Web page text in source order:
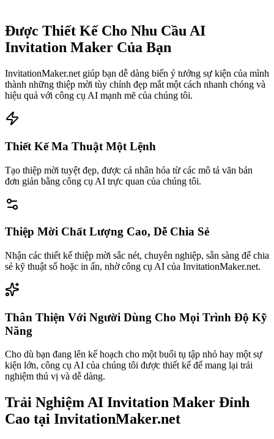
Được Thiết Kế Cho Nhu Cầu AI
Invitation Maker Của Bạn
InvitationMaker.net giúp bạn dễ dàng biến ý tưởng sự kiện của mình
thành những thiệp mời tùy chỉnh đẹp mắt một cách nhanh chóng và
hiệu quả với công cụ AI mạnh mẽ của chúng tôi.
Thiết Kế Ma Thuật Một Lệnh
Tạo thiệp mời tuyệt đẹp, được cá nhân hóa từ các mô tả văn bản
đơn giản bằng công cụ AI trực quan của chúng tôi.
Thiệp Mời Chất Lượng Cao, Dễ Chia Sẻ
Nhận các thiết kế thiệp mời sắc nét, chuyên nghiệp, sẵn sàng để chia
sẻ kỹ thuật số hoặc in ấn, nhờ công cụ AI của InvitationMaker.net.
Thân Thiện Với Người Dùng Cho Mọi Trình Độ Kỹ
Năng
Cho dù bạn đang lên kế hoạch cho một buổi tụ tập nhỏ hay một sự
kiện lớn, công cụ AI của chúng tôi được thiết kế để mang lại trải
nghiệm thú vị và dễ dàng.
Trải Nghiệm AI Invitation Maker Đỉnh
Cao tại InvitationMaker.net